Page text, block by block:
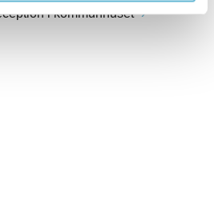
i kommunhuset